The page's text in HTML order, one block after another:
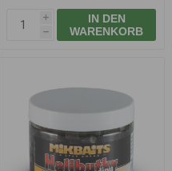
i
h
IN DEN
WARENKORB